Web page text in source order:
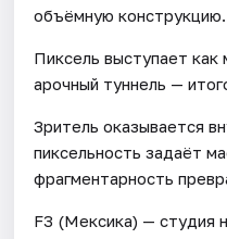
объёмную конструкцию.
Пиксель выступает как
арочный туннель —
Зритель оказывается
пиксельность задаёт
фрагментарность
F3 (Мексика) — студия